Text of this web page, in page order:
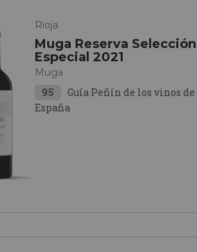
Rioja
Muga Reserva Selección
Especial 2021
Muga
95
Guía Peñín de los vinos de
España